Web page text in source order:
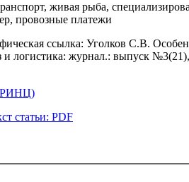
живая рыба,
провозные платежи
ссылка: Уголков С.В.
и логистика: журнал.: выпуск
статьи: PDF